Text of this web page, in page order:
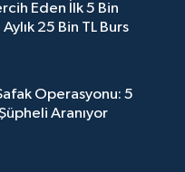
Eden İlk 5 Bin
25 Bin TL Burs
Operasyonu: 5
Aranıyor